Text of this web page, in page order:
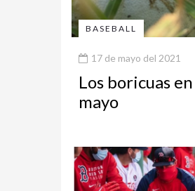
BASEBALL
17 de mayo del 2021
Los boricuas
mayo